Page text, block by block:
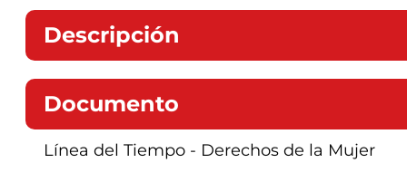
Descripción
Documento
Línea del Tiempo - Derechos de la Mujer